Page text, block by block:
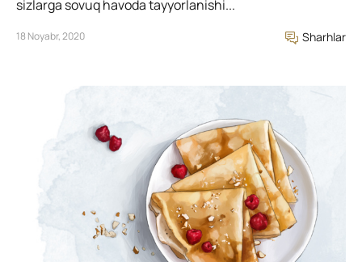
sizlarga sovuq havoda tayyorlanishi...
18 Noyabr, 2020 Sharhlar